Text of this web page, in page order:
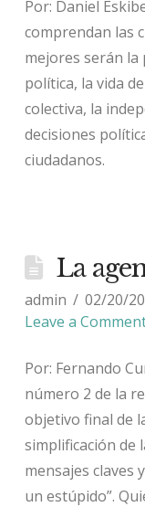
Por: Daniel
comprendan las
mejores serán la
política, la vida
colectiva, la
decisiones
ciudadanos.
La
admin 02/20/
Leave a
Por: Fernando
número 2 de la
objetivo final de
simplificación de
mensajes claves
un estúpido”.